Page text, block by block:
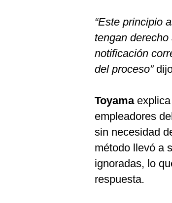
“Este principio
tengan
notificación
del proceso”
Toyamaexplica
empleadores
sin necesidad
método llevó a
ignoradas, lo
respuesta.